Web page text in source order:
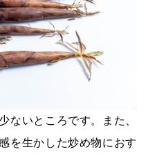
ないところです。また、
を生かした炒め物におす